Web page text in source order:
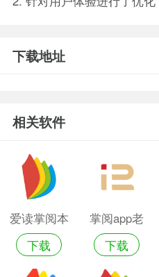
下载地址
相关软件
爱读掌阅本
地版
下载
掌阅app老
版本
下载